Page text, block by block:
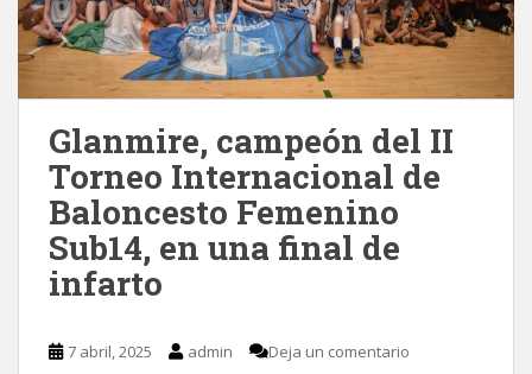
Glanmire, campeón del II
Torneo Internacional de
Baloncesto Femenino
Sub14, en una final de
infarto
7 abril, 2025 admin Deja un comentario